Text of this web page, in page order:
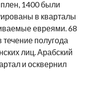
1400 были
в кварталы
евреями. 68
полугода
лиц. Арабский
и осквернил